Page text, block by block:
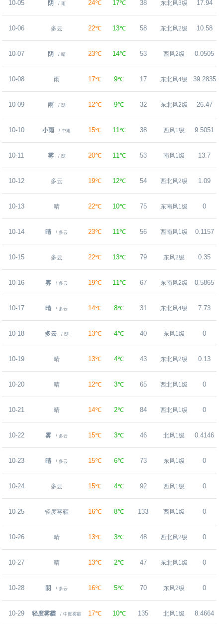
10-05 阴 / 雨 24℃ 17℃ 38 东北风3级 17.94
10-06 多云 22℃ 13℃ 58 东北风2级 10.58
10-07 阴 / 晴 23℃ 14℃ 53 西风2级 0.0505
10-08 雨 17℃ 9℃ 17 东北风4级 39.2835
10-09 雨 / 阴 12℃ 9℃ 32 东北风2级 26.47
10-10 小雨 / 中雨 15℃ 11℃ 38 西风1级 9.5051
10-11 雾 / 阴 20℃ 11℃ 53 南风1级 13.7
10-12 多云 19℃ 12℃ 54 西北风2级 1.09
10-13 晴 22℃ 10℃ 75 东南风1级 0
10-14 晴 / 多云 23℃ 11℃ 56 西南风1级 0.1157
10-15 多云 22℃ 13℃ 79 东风2级 0.35
10-16 雾 / 多云 19℃ 11℃ 67 东南风2级 0.5865
10-17 晴 / 多云 14℃ 8℃ 31 东北风4级 7.73
10-18 多云 / 阴 13℃ 4℃ 40 东风1级 0
10-19 晴 13℃ 4℃ 43 东北风2级 0.13
10-20 晴 12℃ 3℃ 65 西北风1级 0
10-21 晴 14℃ 2℃ 84 西北风1级 0
10-22 雾 / 多云 15℃ 3℃ 46 北风1级 0.4146
10-23 晴 / 多云 15℃ 6℃ 73 东风1级 0
10-24 多云 15℃ 4℃ 92 西风1级 0
10-25 轻度雾霾 16℃ 8℃ 133 西风1级 0
10-26 晴 13℃ 3℃ 48 西北风2级 0
10-27 晴 13℃ 2℃ 47 东北风1级 0
10-28 阴 / 多云 16℃ 5℃ 70 东风2级 0
10-29 轻度雾霾 / 中度雾霾 17℃ 10℃ 135 北风1级 8.4664